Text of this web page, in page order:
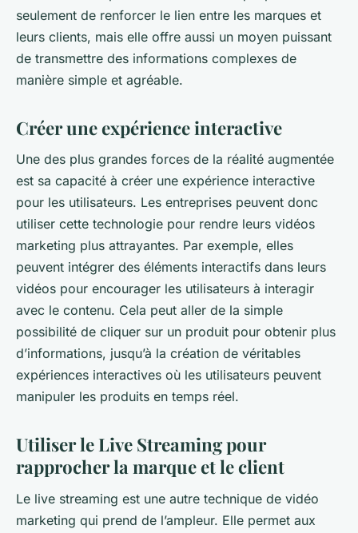
seulement de renforcer le lien entre les marques et
leurs clients, mais elle offre aussi un moyen puissant
de transmettre des informations complexes de
manière simple et agréable.
Créer une expérience interactive
Une des plus grandes forces de la réalité augmentée
est sa capacité à créer une expérience interactive
pour les utilisateurs. Les entreprises peuvent donc
utiliser cette technologie pour rendre leurs vidéos
marketing plus attrayantes. Par exemple, elles
peuvent intégrer des éléments interactifs dans leurs
vidéos pour encourager les utilisateurs à interagir
avec le contenu. Cela peut aller de la simple
possibilité de cliquer sur un produit pour obtenir plus
d’informations, jusqu’à la création de véritables
expériences interactives où les utilisateurs peuvent
manipuler les produits en temps réel.
Utiliser le Live Streaming pour
rapprocher la marque et le client
Le live streaming est une autre technique de vidéo
marketing qui prend de l’ampleur. Elle permet aux